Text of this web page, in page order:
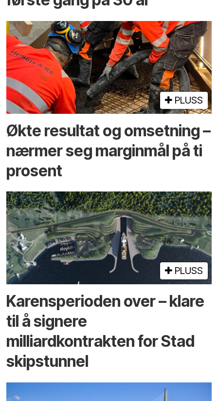
PLUSS
Økte resultat og omsetning –
nærmer seg marginmål på ti
prosent
PLUSS
Karensperioden over – klare
til å signere
milliardkontrakten for Stad
skipstunnel